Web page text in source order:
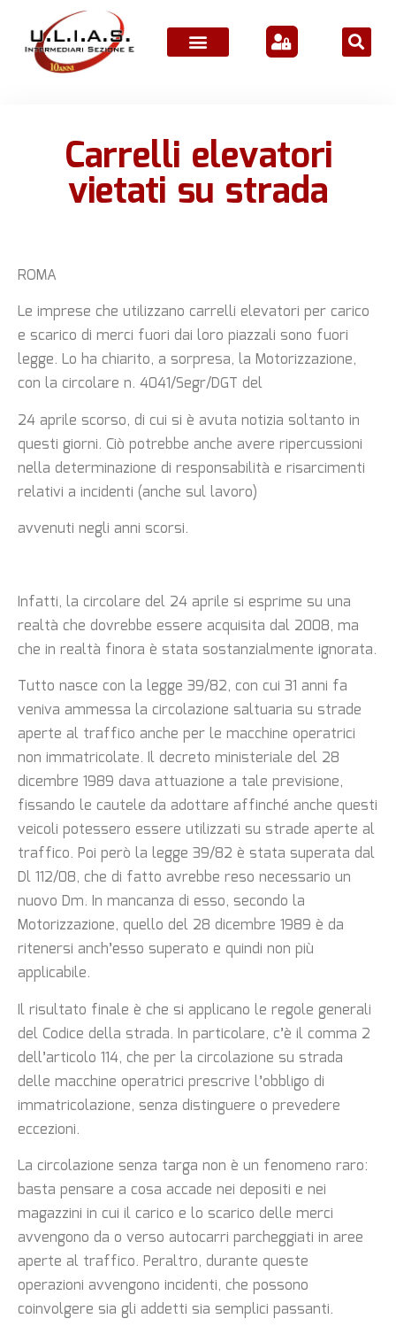
Carrelli elevatori
vietati su strada
ROMA
Le imprese che utilizzano carrelli elevatori per carico
e scarico di merci fuori dai loro piazzali sono fuori
legge. Lo ha chiarito, a sorpresa, la Motorizzazione,
con la circolare n. 4041/Segr/DGT del
24 aprile scorso, di cui si è avuta notizia soltanto in
questi giorni. Ciò potrebbe anche avere ripercussioni
nella determinazione di responsabilità e risarcimenti
relativi a incidenti (anche sul lavoro)
avvenuti negli anni scorsi.
Infatti, la circolare del 24 aprile si esprime su una
realtà che dovrebbe essere acquisita dal 2008, ma
che in realtà finora è stata sostanzialmente ignorata.
Tutto nasce con la legge 39/82, con cui 31 anni fa
veniva ammessa la circolazione saltuaria su strade
aperte al traffico anche per le macchine operatrici
non immatricolate. Il decreto ministeriale del 28
dicembre 1989 dava attuazione a tale previsione,
fissando le cautele da adottare affinché anche questi
veicoli potessero essere utilizzati su strade aperte al
traffico. Poi però la legge 39/82 è stata superata dal
Dl 112/08, che di fatto avrebbe reso necessario un
nuovo Dm. In mancanza di esso, secondo la
Motorizzazione, quello del 28 dicembre 1989 è da
ritenersi anch’esso superato e quindi non più
applicabile.
Il risultato finale è che si applicano le regole generali
del Codice della strada. In particolare, c’è il comma 2
dell’articolo 114, che per la circolazione su strada
delle macchine operatrici prescrive l’obbligo di
immatricolazione, senza distinguere o prevedere
eccezioni.
La circolazione senza targa non è un fenomeno raro:
basta pensare a cosa accade nei depositi e nei
magazzini in cui il carico e lo scarico delle merci
avvengono da o verso autocarri parcheggiati in aree
aperte al traffico. Peraltro, durante queste
operazioni avvengono incidenti, che possono
coinvolgere sia gli addetti sia semplici passanti.